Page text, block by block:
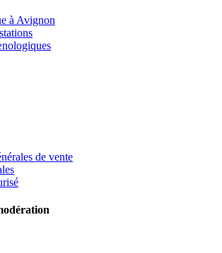
à Avignon
de vente